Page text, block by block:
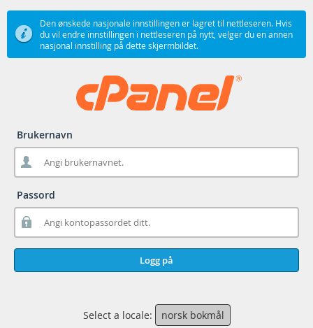
Den ønskede nasjonale innstillingen er lagret til nettleseren. Hvis
du vil endre innstillingen i nettleseren på nytt, velger du en annen
nasjonal innstilling på dette skjermbildet.
Brukernavn
Passord
Logg på
Select a locale: norsk bokmål